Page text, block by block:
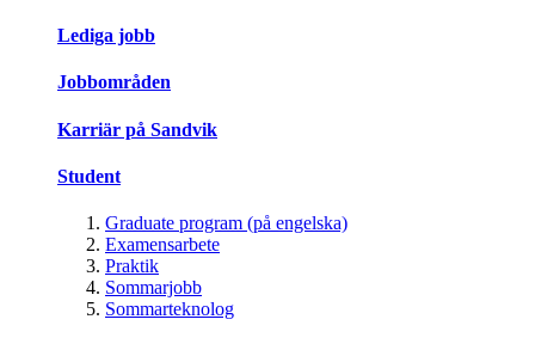
Lediga jobb
Jobbområden
Karriär på Sandvik
Student
Graduate program (på engelska)
Examensarbete
Praktik
Sommarjobb
Sommarteknolog